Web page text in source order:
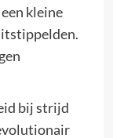
kleine
bij strijd